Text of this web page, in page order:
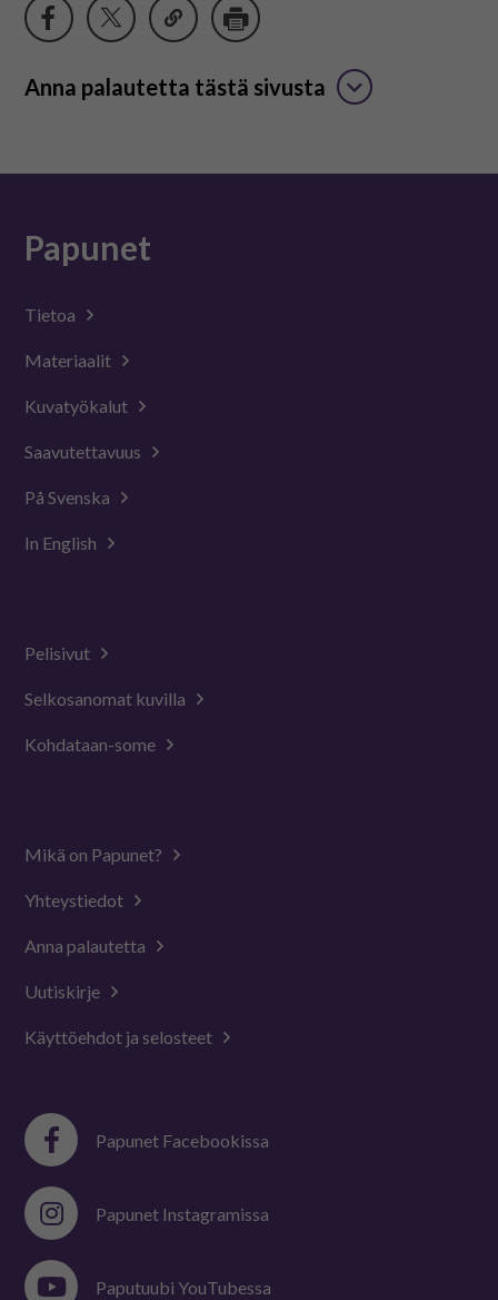
Anna palautetta tästä sivusta
Papunet
Tietoa
Materiaalit
Kuvatyökalut
Saavutettavuus
På Svenska
In English
Pelisivut
Selkosanomat kuvilla
Kohdataan-some
Mikä on Papunet?
Yhteystiedot
Anna palautetta
Uutiskirje
Käyttöehdot ja selosteet
Papunet Facebookissa
Papunet Instagramissa
Paputuubi YouTubessa